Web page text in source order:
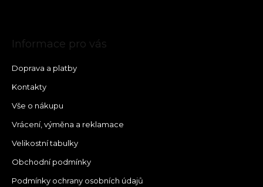
Informace pro vás
Doprava a platby
Kontakty
Vše o nákupu
Vrácení, výměna a reklamace
Velikostní tabulky
Obchodní podmínky
Podmínky ochrany osobních údajů